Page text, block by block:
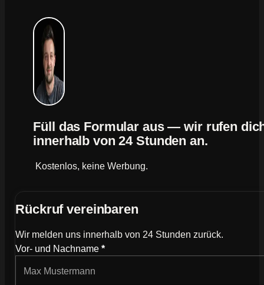
Rückruf vereinbaren
Wir melden uns innerhalb von 24 Stunden zurück.
Wie können wir dich kontaktieren?
Vor- und Nachname *
Füll das Formular aus — wir rufen
innerhalb von 24 Stunden an.
Kostenlos, keine Werbung.